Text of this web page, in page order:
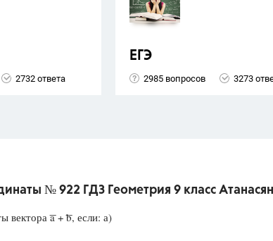
2732 ответа
ЕГЭ
2985 вопросов 3273
№ 922 ГДЗ Геометрия 9 класс
вектора ͞a + ͞b, если: а)